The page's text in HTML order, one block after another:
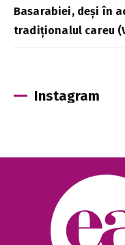
Basarabiei, deși în
tradiționalul careu
Instagram